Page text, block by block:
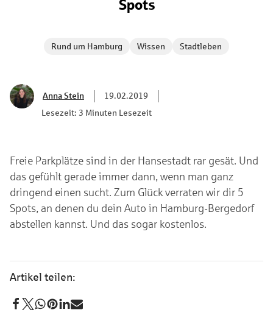
Spots
Rund um Hamburg Wissen Stadtleben
Anna Stein
19.02.2019
Lesezeit: 3 Minuten Lesezeit
Freie Parkplätze sind in der Hansestadt rar gesät. Und
das gefühlt gerade immer dann, wenn man ganz
dringend einen sucht. Zum Glück verraten wir dir 5
Spots, an denen du dein Auto in Hamburg-Bergedorf
abstellen kannst. Und das sogar kostenlos.